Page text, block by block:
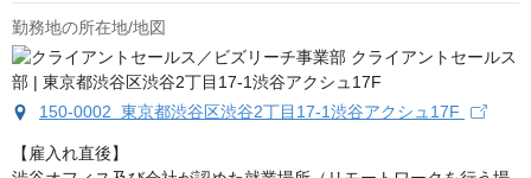
勤務地の所在地/地図
150-0002 東京都渋谷区渋谷2丁目17-1渋谷アクシュ17F
【雇入れ直後】